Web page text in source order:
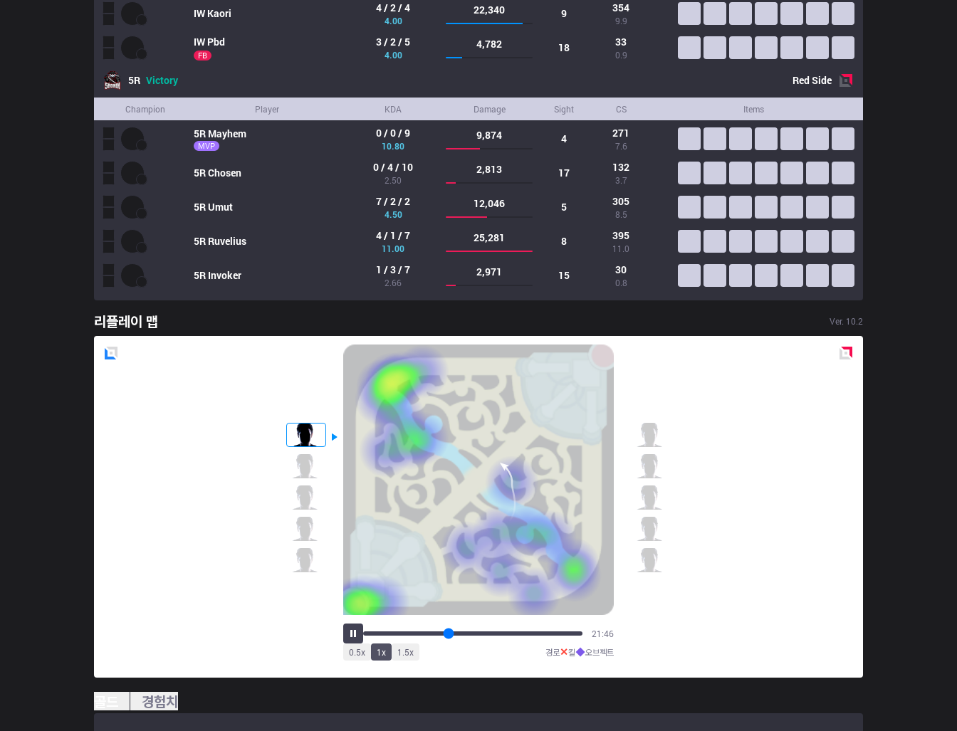
IW Kaori 4 / 2 / 4
4.00
22,340 9 354
9.9
IW Pbd
FB
3 / 2 / 5
4.00
4,782 18 33
0.9
5R Victory RedSide
Champion Player KDA Damage Sight CS Items
5R Mayhem
MVP
0 / 0 / 9
10.80
9,874 4 271
7.6
5RChosen 0 / 4 / 10
2.50
2,813 17 132
3.7
5RUmut 7 / 2 / 2
4.50
12,046 5 305
8.5
5R Ruvelius 4 / 1 / 7
11.00
25,281 8 395
11.0
5R Invoker 1 / 3 / 7
2.66
2,971 15 30
0.8
리플레이 맵 Ver. 10.2
27:30
0.5x 1x 1.5x 경로✕킬◆오브젝트
경험치